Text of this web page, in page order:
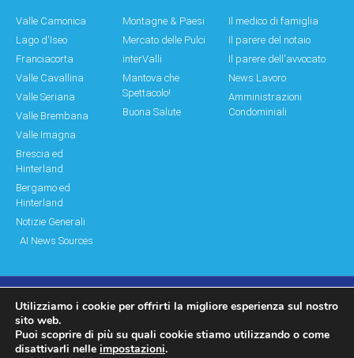
Valle Camonica
Lago d'Iseo
Franciacorta
Valle Cavallina
Valle Seriana
Valle Brembana
Valle Imagna
Brescia ed
Hinterland
Bergamo ed
Hinterland
Notizie Generali
AI News Sources
Montagne & Paesi
Mercato delle Pulci
interValli
Mantova che
Spettacolo!
Buona Salute
Il medico di famiglia
Il parere del notaio
Il parere dell'avvocato
News Lavoro
Amministrazioni
Condominiali
© Copyright 2011 – 2026 Montagne & Paesi
Log In|Log Out Privacy Policy
Utilizziamo i cookie per offrirti la migliore esperienza sul nostro
sito web.
Puoi scoprire di più su quali cookie stiamo utilizzando o come
disattivarli nelle impostazioni.